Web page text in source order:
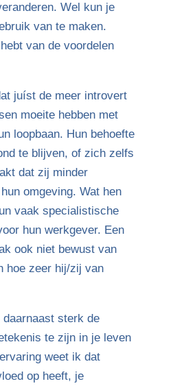
Wel kun je
van te maken.
van de voordelen
juíst de meer introvert
moeite hebben met
loopbaan. Hun behoefte
te blijven, of zich zelfs
dat zij minder
omgeving. Wat hen
vaak specialistische
hun werkgever. Een
ook niet bewust van
hoe zeer hij/zij van
sterk de
te zijn in je leven
weet ik dat
op heeft, je